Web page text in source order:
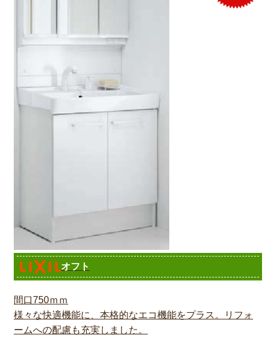
オフト
間口750ｍｍ
様々な快適機能に、本格的なエコ機能をプラス。リフォ
ームへの配慮も充実しました。